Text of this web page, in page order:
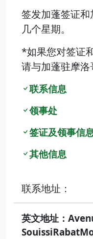
签发加蓬签证
几个星期。
*如果您对签证
请与加蓬驻摩洛
联系信息
领事处
签证及领事信
其他信息
联系地址：
英文地址：